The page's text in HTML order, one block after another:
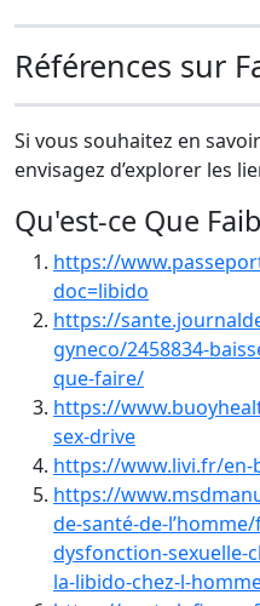
Références sur
Si vous souhaitez en
envisagez d’explorer les
Qu'est-ce Que
https://
doc=libido
https://
gyneco/2458834-
que-faire/
https://
sex-drive
https://www.livi.fr/
https://
de-santé-de-
dysfonction-sexuelle-
la-libido-chez-l-